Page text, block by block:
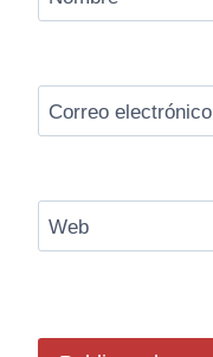
Correo electrónico
Web